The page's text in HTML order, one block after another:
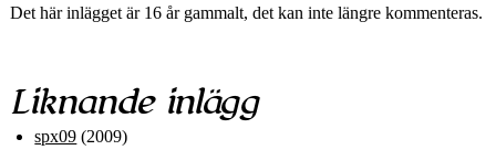
Det här inlägget är 16 år gammalt, det kan inte längre kommenteras.
Liknande inlägg
spx09 (2009)